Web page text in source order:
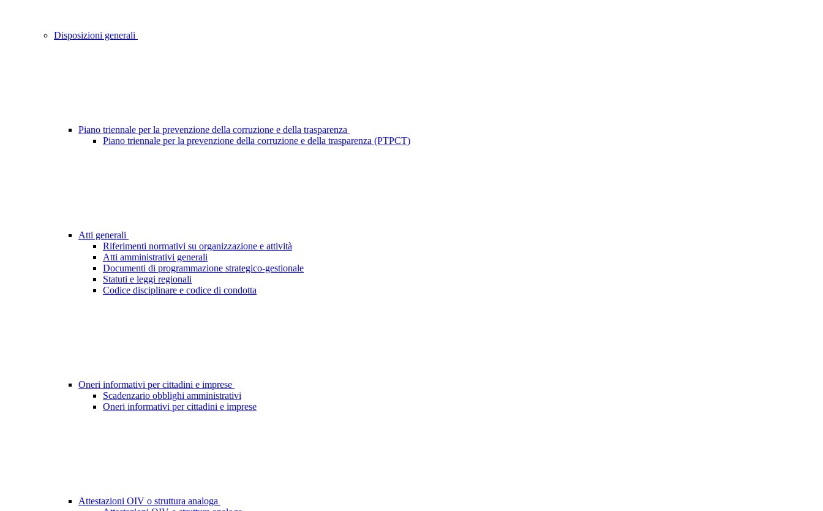
Disposizioni generali
Piano triennale per la prevenzione della corruzione e della trasparenza
Piano triennale per la prevenzione della corruzione e della trasparenza (PTPCT)
Atti generali
Riferimenti normativi su organizzazione e attività
Atti amministrativi generali
Documenti di programmazione strategico-gestionale
Statuti e leggi regionali
Codice disciplinare e codice di condotta
Oneri informativi per cittadini e imprese
Scadenzario obblighi amministrativi
Oneri informativi per cittadini e imprese
Attestazioni OIV o struttura analoga